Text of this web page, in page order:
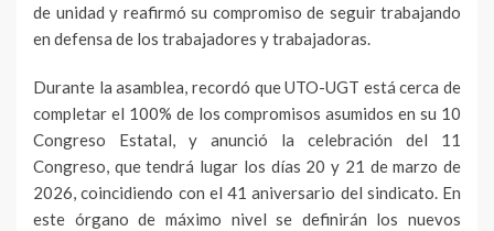
de unidad y reafirmó su compromiso de seguir trabajando
en defensa de los trabajadores y trabajadoras.
Durante la asamblea, recordó que UTO-UGT está cerca de
completar el 100% de los compromisos asumidos en su 10
Congreso Estatal, y anunció la celebración del 11
Congreso, que tendrá lugar los días 20 y 21 de marzo de
2026, coincidiendo con el 41 aniversario del sindicato. En
este órgano de máximo nivel se definirán los nuevos